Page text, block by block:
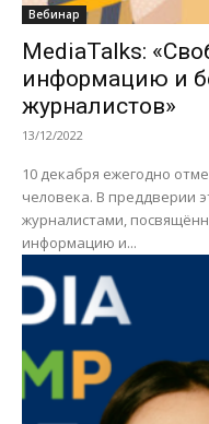
Вебинар
MediaTalks:
информацию и
журналистов»
13/12/2022
10 декабря ежегодно
человека. В преддверии
журналистами,
информацию и...